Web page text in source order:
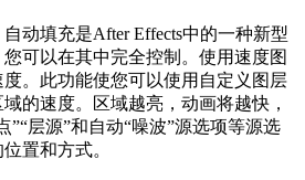
动填充是After Effects中的一种新型
可以在其中完全控制。使用速度图
。此功能使您可以使用自定义图层
的速度。区域越亮，动画将越快，
”“层源”和自动“噪波”源选项等源选
置和方式。